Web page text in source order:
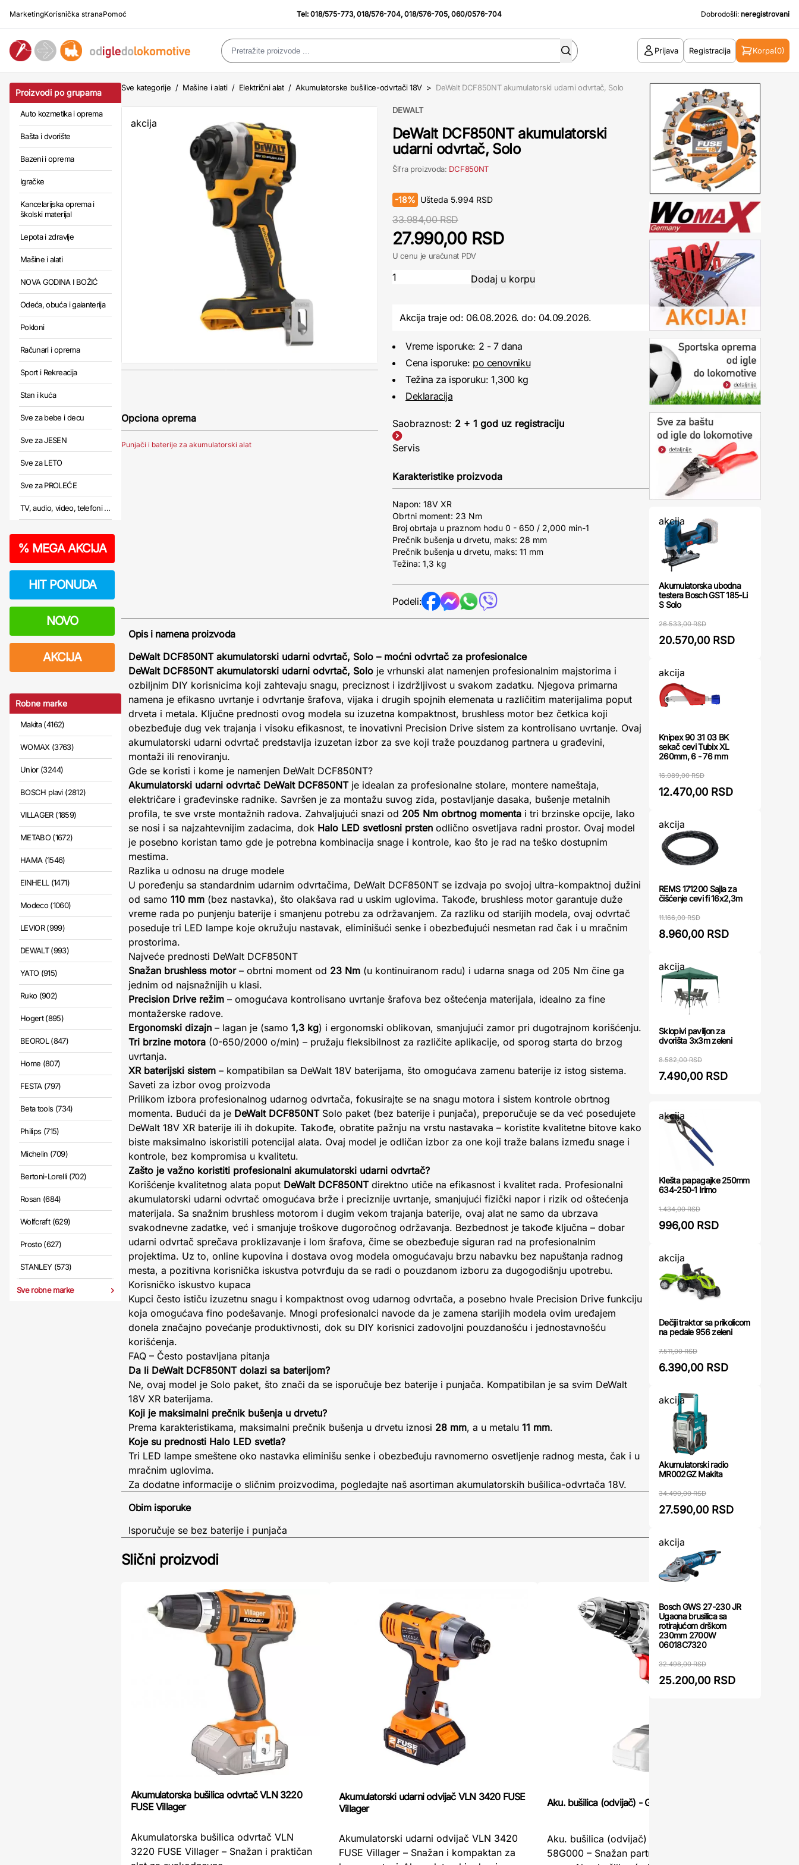
MarketingKorisnička stranaPomoć Tel:018/575-773,018/576-704,018/576-705,060/0576-704 Dobrodošli: neregistrovani
Prijava Registracija Korpa(0)
Proizvodi po grupama
Auto kozmetika i oprema
Bašta i dvorište
Bazeni i oprema
Igračke
Kancelarijska oprema i
školski materijal
Lepota i zdravlje
Mašine i alati
NOVA GODINA I BOŽIĆ
Odeća, obuća i galanterija
Pokloni
Računari i oprema
Sport i Rekreacija
Stan i kuća
Sve za bebe i decu
Sve za JESEN
Sve za LETO
Sve za PROLEĆE
TV, audio, video, telefoni ...
% MEGA AKCIJA
HIT PONUDA
NOVO
AKCIJA
Robne marke
Makita (4162)
WOMAX (3763)
Unior (3244)
BOSCH plavi (2812)
VILLAGER (1859)
METABO (1672)
HAMA (1546)
EINHELL (1471)
Modeco (1060)
LEVIOR (999)
DEWALT (993)
YATO (915)
Ruko (902)
Hogert (895)
BEOROL (847)
Home (807)
FESTA (797)
Beta tools (734)
Philips (715)
Michelin (709)
Bertoni-Lorelli (702)
Rosan (684)
Wolfcraft (629)
Prosto (627)
STANLEY (573)
Sve robne marke
Sve kategorije / Mašine i alati / Električni alat / Akumulatorske bušilice-odvrtači 18V > DeWalt DCF850NT akumulatorski udarni odvrtač, Solo
akcija
Opciona oprema
Punjači i baterije za akumulatorski alat
DEWALT
DeWalt DCF850NT akumulatorski
udarni odvrtač, Solo
Šifra proizvoda: DCF850NT
-18% Ušteda 5.994 RSD
33.984,00 RSD
27.990,00 RSD
U cenu je uračunat PDV
Akcija traje od: 06.08.2026.do: 04.09.2026.
Vreme isporuke: 2 - 7 dana
Cena isporuke: po cenovniku
Težina za isporuku: 1,300 kg
Deklaracija
Saobraznost: 2 + 1 god uz registraciju
Servis
Karakteristike proizvoda
Napon: 18V XR
Obrtni moment: 23 Nm
Broj obrtaja u praznom hodu 0 - 650 / 2,000 min-1
Prečnik bušenja u drvetu, maks: 28 mm
Prečnik bušenja u drvetu, maks: 11 mm
Težina: 1,3 kg
Podeli:
Opis i namena proizvoda
DeWalt DCF850NT akumulatorski udarni odvrtač, Solo – moćni odvrtač za profesionalce
DeWalt DCF850NT akumulatorski udarni odvrtač, Solo je vrhunski alat namenjen profesionalnim majstorima i
ozbiljnim DIY korisnicima koji zahtevaju snagu, preciznost i izdržljivost u svakom zadatku. Njegova primarna
namena je efikasno uvrtanje i odvrtanje šrafova, vijaka i drugih spojnih elemenata u različitim materijalima poput
drveta i metala. Ključne prednosti ovog modela su izuzetna kompaktnost, brushless motor bez četkica koji
obezbeđuje dug vek trajanja i visoku efikasnost, te inovativni Precision Drive sistem za kontrolisano uvrtanje. Ovaj
akumulatorski udarni odvrtač predstavlja izuzetan izbor za sve koji traže pouzdanog partnera u građevini,
montaži ili renoviranju.
Gde se koristi i kome je namenjen DeWalt DCF850NT?
Akumulatorski udarni odvrtač DeWalt DCF850NTje idealan za profesionalne stolare, montere nameštaja,
električare i građevinske radnike. Savršen je za montažu suvog zida, postavljanje dasaka, bušenje metalnih
profila, te sve vrste montažnih radova. Zahvaljujući snazi od 205 Nm obrtnog momenta i tri brzinske opcije, lako
se nosi i sa najzahtevnijim zadacima, dok Halo LED svetlosni prsten odlično osvetljava radni prostor. Ovaj model
je posebno koristan tamo gde je potrebna kombinacija snage i kontrole, kao što je rad na teško dostupnim
mestima.
Razlika u odnosu na druge modele
U poređenju sa standardnim udarnim odvrtačima, DeWalt DCF850NT se izdvaja po svojoj ultra-kompaktnoj dužini
od samo 110 mm (bez nastavka), što olakšava rad u uskim uglovima. Takođe, brushless motor garantuje duže
vreme rada po punjenju baterije i smanjenu potrebu za održavanjem. Za razliku od starijih modela, ovaj odvrtač
poseduje tri LED lampe koje okružuju nastavak, eliminišući senke i obezbeđujući nesmetan rad čak i u mračnim
prostorima.
Najveće prednosti DeWalt DCF850NT
Snažan brushless motor– obrtni moment od 23 Nm (u kontinuiranom radu) i udarna snaga od 205 Nm čine ga
jednim od najsnažnijih u klasi.
Precision Drive režim – omogućava kontrolisano uvrtanje šrafova bez oštećenja materijala, idealno za fine
montažerske radove.
Ergonomski dizajn – lagan je (samo 1,3 kg) i ergonomski oblikovan, smanjujući zamor pri dugotrajnom korišćenju.
Tri brzine motora (0-650/2000 o/min) – pružaju fleksibilnost za različite aplikacije, od sporog starta do brzog
uvrtanja.
XR baterijski sistem – kompatibilan sa DeWalt 18V baterijama, što omogućava zamenu baterije iz istog sistema.
Saveti za izbor ovog proizvoda
Prilikom izbora profesionalnog udarnog odvrtača, fokusirajte se na snagu motora i sistem kontrole obrtnog
momenta. Budući da je DeWalt DCF850NTSolo paket (bez baterije i punjača), preporučuje se da već posedujete
DeWalt 18V XR baterije ili ih dokupite. Takođe, obratite pažnju na vrstu nastavaka – koristite kvalitetne bitove kako
biste maksimalno iskoristili potencijal alata. Ovaj model je odličan izbor za one koji traže balans između snage i
kontrole, bez kompromisa u kvalitetu.
Zašto je važno koristiti profesionalni akumulatorski udarni odvrtač?
Korišćenje kvalitetnog alata poput DeWalt DCF850NTdirektno utiče na efikasnost i kvalitet rada. Profesionalni
akumulatorski udarni odvrtač omogućava brže i preciznije uvrtanje, smanjujući fizički napor i rizik od oštećenja
materijala. Sa snažnim brushless motorom i dugim vekom trajanja baterije, ovaj alat ne samo da ubrzava
svakodnevne zadatke, već i smanjuje troškove dugoročnog održavanja. Bezbednost je takođe ključna – dobar
udarni odvrtač sprečava proklizavanje i lom šrafova, čime se obezbeđuje siguran rad na profesionalnim
projektima. Uz to, online kupovina i dostava ovog modela omogućavaju brzu nabavku bez napuštanja radnog
mesta, a pozitivna korisnička iskustva potvrđuju da se radi o pouzdanom izboru za dugogodišnju upotrebu.
Korisničko iskustvo kupaca
Kupci često ističu izuzetnu snagu i kompaktnost ovog udarnog odvrtača, a posebno hvale Precision Drive funkciju
koja omogućava fino podešavanje. Mnogi profesionalci navode da je zamena starijih modela ovim uređajem
donela značajno povećanje produktivnosti, dok su DIY korisnici zadovoljni pouzdanošću i jednostavnošću
korišćenja.
FAQ – Često postavljana pitanja
Da li DeWalt DCF850NT dolazi sa baterijom?
Ne, ovaj model je Solo paket, što znači da se isporučuje bez baterije i punjača. Kompatibilan je sa svim DeWalt
18V XR baterijama.
Koji je maksimalni prečnik bušenja u drvetu?
Prema karakteristikama, maksimalni prečnik bušenja u drvetu iznosi 28 mm, a u metalu 11 mm.
Koje su prednosti Halo LED svetla?
Tri LED lampe smeštene oko nastavka eliminišu senke i obezbeđuju ravnomerno osvetljenje radnog mesta, čak i u
mračnim uglovima.
Za dodatne informacije o sličnim proizvodima, pogledajte naš asortiman akumulatorskih bušilica-odvrtača 18V.
Obim isporuke
Isporučuje se bez baterije i punjača
Slični proizvodi
Akumulatorska bušilica odvrtač VLN 3220
FUSE Villager
Akumulatorska bušilica odvrtač VLN
3220 FUSE Villager – Snažan i praktičan
Akumulatorski udarni odvijač VLN 3420 FUSE
Villager
Akumulatorski udarni odvijač VLN 3420
FUSE Villager – Snažan i kompaktan za
Aku. bušilica (odvijač) - GRAPHITE 58G000
Aku. bušilica (odvijač) - GRAPHITE
58G000 – Snažan partner za svaki
akcija
Akumulatorska ubodna
testera Bosch GST 185-Li
S Solo
26.533,00 RSD
20.570,00 RSD
akcija
Knipex 90 31 03 BK
sekač cevi Tubix XL
260mm, 6 - 76 mm
16.089,00 RSD
12.470,00 RSD
akcija
REMS 171200 Sajla za
čišćenje cevi fi 16x2,3m
11.166,00 RSD
8.960,00 RSD
akcija
Sklopivi paviljon za
dvorišta 3x3m zeleni
8.582,00 RSD
7.490,00 RSD
akcija
Klešta papagajke 250mm
634-250-1 Irimo
1.434,00 RSD
996,00 RSD
akcija
Dečiji traktor sa prikolicom
na pedale 956 zeleni
7.511,00 RSD
6.390,00 RSD
akcija
Akumulatorski radio
MR002GZ Makita
34.490,00 RSD
27.590,00 RSD
akcija
Bosch GWS 27-230 JR
Ugaona brusilica sa
rotirajućom drškom
230mm 2700W
06018C7320
32.498,00 RSD
25.200,00 RSD